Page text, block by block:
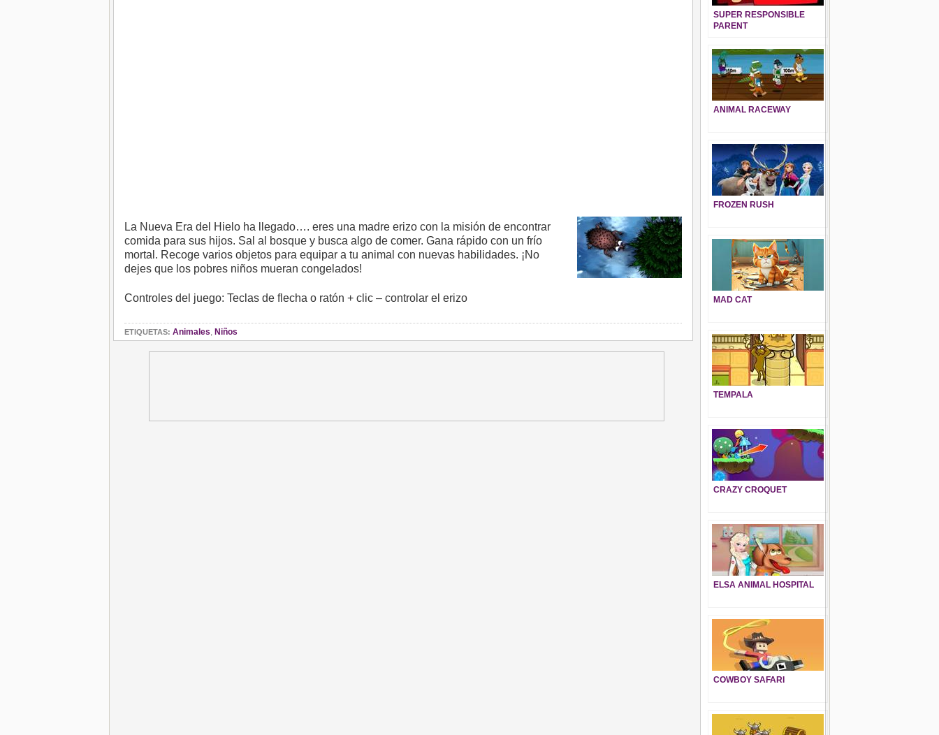
La Nueva Era del Hielo ha llegado…. eres una madre erizo con la misión de encontrar
comida para sus hijos. Sal al bosque y busca algo de comer. Gana rápido con un frío
mortal. Recoge varios objetos para equipar a tu animal con nuevas habilidades. ¡No
dejes que los pobres niños mueran congelados!
Controles del juego: Teclas de flecha o ratón + clic – controlar el erizo
ETIQUETAS: Animales, Niños
SUPER RESPONSIBLE
PARENT
ANIMAL RACEWAY
FROZEN RUSH
MAD CAT
TEMPALA
CRAZY CROQUET
ELSA ANIMAL HOSPITAL
COWBOY SAFARI